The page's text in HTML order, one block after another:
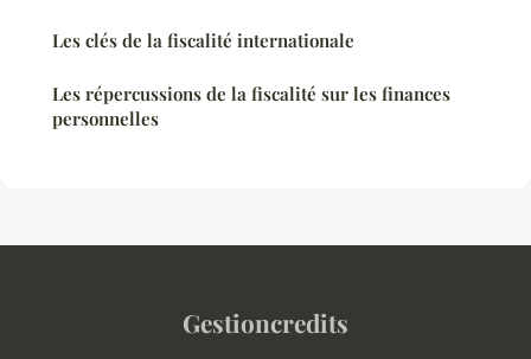
Les clés de la fiscalité internationale
Les répercussions de la fiscalité sur les finances
personnelles
Gestioncredits